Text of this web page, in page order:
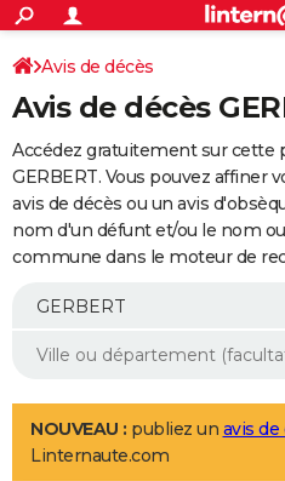
ACTUALITÉS
Politique
Société
Faits Divers
Education
Monde
Villes
+
SPORT
Coupe du monde 2026
Football
Tennis
Cyclisme
Rugby
Forum
Programme TV
TNT
Streaming
Cinéma
Sorties cinéma
Musique
+
FINANCE
Retraite
Epargne
Immobilier
Risques naturels par ville
Banque
Assurance
AUTO
Essais
Réserver un essai
Citadines
Berlines
SUV
Forum auto
+
Mobiles
Meilleur smartphone
Internet
Ordinateurs
Jeux vidéo
Guide high-tech
Aménagement intérieur
LIFESTYLE
Art de vivre
Bien-être
Loisirs
Mode
Modes de vie
Avis de décès
Avis de décès
Accédez gratuitement sur cette
GERBERT. Vous pouvez affiner
avis de décès ou un avis
nom d'un défunt et/ou le nom
commune dans le moteur de
NOUVEAU : publiez un avis
Linternaute.com